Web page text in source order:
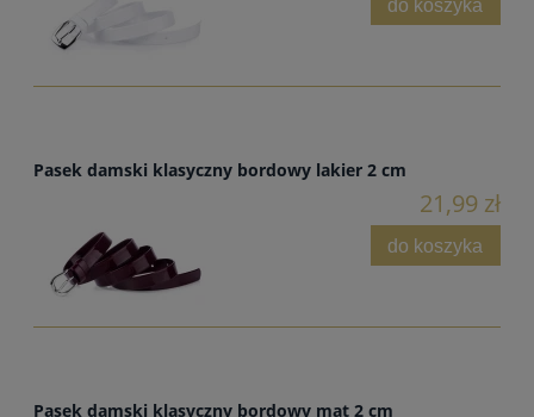
Pasek damski klasyczny bordowy lakier 2 cm
21,99 zł
do koszyka
Pasek damski klasyczny bordowy mat 2 cm